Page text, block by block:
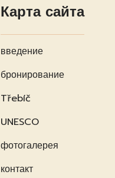
Карта сайта
введение
бронирование
Třebíč
UNESCO
фотогалерея
контакт